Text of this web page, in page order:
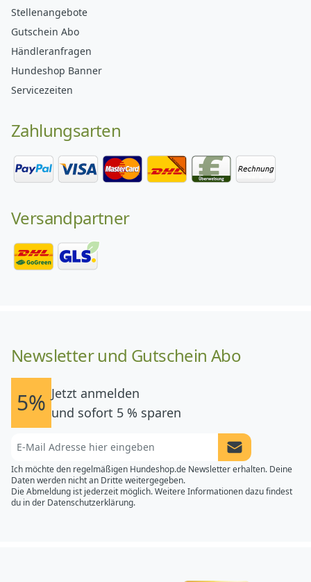
Stellenangebote
Gutschein Abo
Händleranfragen
Hundeshop Banner
Servicezeiten
Zahlungsarten
Versandpartner
Newsletter und Gutschein Abo
5% Jetzt anmelden
und sofort 5 % sparen
Newsletter
Ich möchte den regelmäßigen Hundeshop.de Newsletter erhalten. Deine
Daten werden nicht an Dritte weitergegeben.
Die Abmeldung ist jederzeit möglich. Weitere Informationen dazu findest
du in der Datenschutzerklärung.